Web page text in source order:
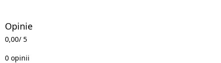
Opinie
0,00/ 5
0 opinii